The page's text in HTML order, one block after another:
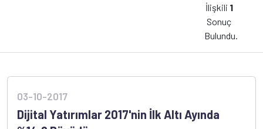
İlişkili 1
Sonuç
Bulundu.
03-10-2017
Dijital Yatırımlar 2017'nin İlk Altı Ayında